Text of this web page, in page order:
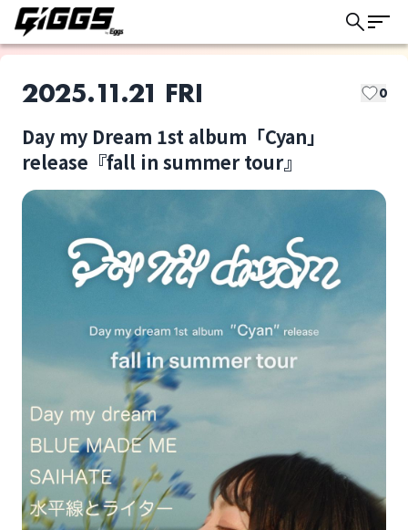
ライブ体験をもっと楽しく、もっと便利
2025.11.21 FRI 0
Day my Dream 1st album「Cyan」
release『fall in summer tour』
BLUE MADE ME Day my dream
Qoonelu SAIHATE
水平線とライター
Day my Dream 1st
album「Cyan」
release『fall in
summer tour』
選択しない
GIGGSでは以下の取り置き方法があります。
ライブによって選択可能な方法が異なります。
ドリンク代：
チケット代：
※オンライン事前決済なし
チケット代： 当日会場支払い
ドリンク代： 事前オンライン決済
チケット代： 事前オンライン決済
※当日会場支払いなし
このライブの取り置きは終了しました